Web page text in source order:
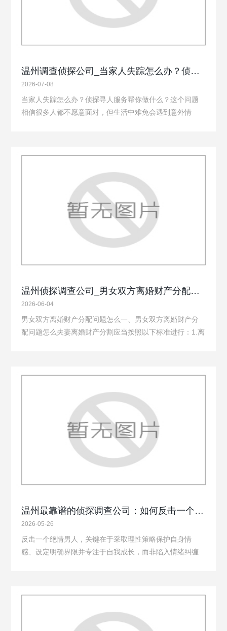
温州调查侦探公司_当家人失踪怎么办？侦探寻人服务帮你做什么
2026-07-08
当家人失踪怎么办？侦探寻人服务帮你做什么？这个问题
相信很多人都不愿意面对，但生活中难免会遇到意外情
温州侦探调查公司_男女双方离婚财产分配问题怎么
2026-06-04
男女双方离婚财产分配问题怎么一、男女双方离婚财产分
配问题怎么夫妻离婚财产分割应当按照以下标准进行：1.离
温州最靠谱的侦探调查公司：如何反击一个绝情男人
2026-05-26
反击一个绝情男人，关键在于‌采取理性策略保护自身情
感、设定明确界限并专注于自我成长‌，而非陷入情绪纠缠